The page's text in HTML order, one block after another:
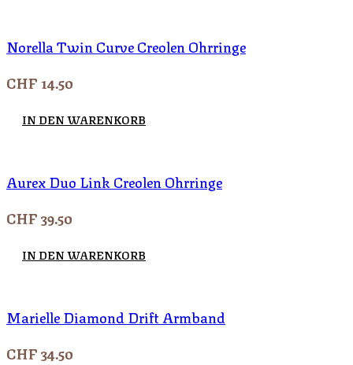
Norella Twin Curve Creolen Ohrringe
CHF14.50
IN DEN WARENKORB
Aurex Duo Link Creolen Ohrringe
CHF39.50
IN DEN WARENKORB
Marielle Diamond Drift Armband
CHF34.50